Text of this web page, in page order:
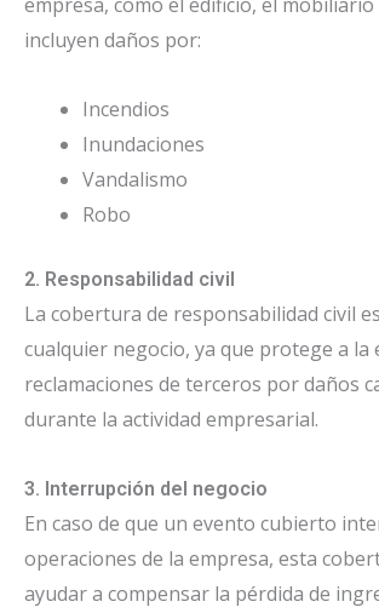
incluyen daños por:
Incendios
Inundaciones
Vandalismo
Robo
2. Responsabilidad civil
La cobertura de responsabilidad civil
cualquier negocio, ya que protege a la
reclamaciones de terceros por daños
durante la actividad empresarial.
3. Interrupción del negocio
En caso de que un evento cubierto
operaciones de la empresa, esta
ayudar a compensar la pérdida de